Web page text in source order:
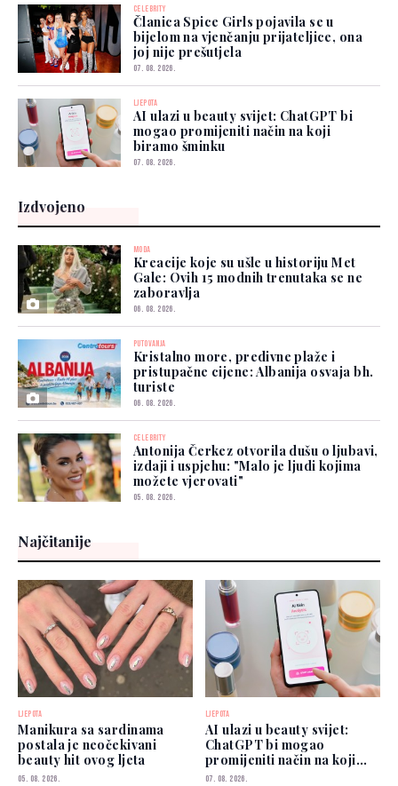
CELEBRITY
Članica Spice Girls pojavila se u
bijelom na vjenčanju prijateljice, ona
joj nije prešutjela
07. 08. 2026.
LJEPOTA
AI ulazi u beauty svijet: ChatGPT bi
mogao promijeniti način na koji
biramo šminku
07. 08. 2026.
Izdvojeno
MODA
Kreacije koje su ušle u historiju Met
Gale: Ovih 15 modnih trenutaka se ne
zaboravlja
06. 08. 2026.
PUTOVANJA
Kristalno more, predivne plaže i
pristupačne cijene: Albanija osvaja bh.
turiste
06. 08. 2026.
CELEBRITY
Antonija Čerkez otvorila dušu o ljubavi,
izdaji i uspjehu: "Malo je ljudi kojima
možete vjerovati"
05. 08. 2026.
Najčitanije
LJEPOTA
Manikura sa sardinama
postala je neočekivani
beauty hit ovog ljeta
05. 08. 2026.
LJEPOTA
AI ulazi u beauty svijet:
ChatGPT bi mogao
promijeniti način na koji
biramo šminku
07. 08. 2026.